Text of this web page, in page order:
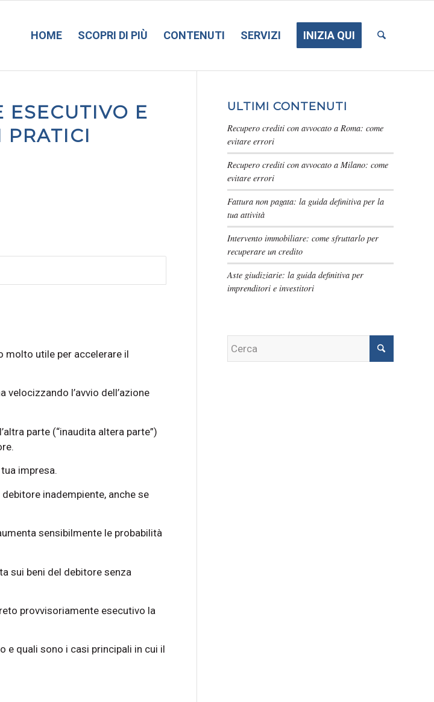
HOME SCOPRI DI PIÙ CONTENUTI SERVIZI INIZIA QUI
ESECUTIVO E
PRATICI
molto utile per accelerare il
l’avvio dell’azione
parte (“inaudita altera parte”)
impresa.
inadempiente, anche se
sensibilmente le probabilità
sui beni del debitore senza
provvisoriamente esecutivo la
e quali sono i casi principali in cui il
ULTIMI CONTENUTI
Recupero crediti con avvocato a Roma: come
evitare errori
Recupero crediti con avvocato a Milano: come
evitare errori
Fattura non pagata: la guida definitiva per la
tua attività
Intervento immobiliare: come sfruttarlo per
recuperare un credito
Aste giudiziarie: la guida definitiva per
imprenditori e investitori